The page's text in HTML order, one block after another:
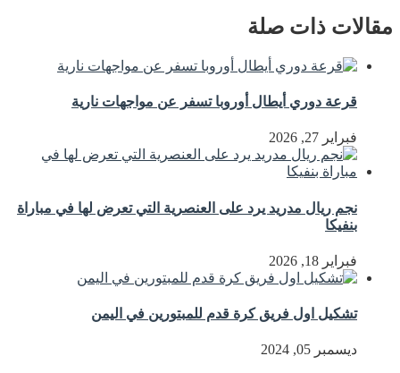
مقالات ذات صلة
قرعة دوري أيطال أوروبا تسفر عن مواجهات نارية
فبراير 27, 2026
نجم ريال مدريد يرد على العنصرية التي تعرض لها في مباراة
بنفيكا
فبراير 18, 2026
تشكيل اول فريق كرة قدم للمبتورين في اليمن
ديسمبر 05, 2024